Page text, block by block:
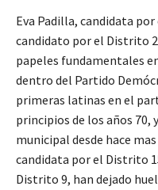
Eva Padilla, candidata
candidato por el Distrito
papeles fundamentales
dentro del Partido
primeras latinas en el
principios de los años 70,
municipal desde hace
candidata por el Distrito
Distrito 9, han dejado